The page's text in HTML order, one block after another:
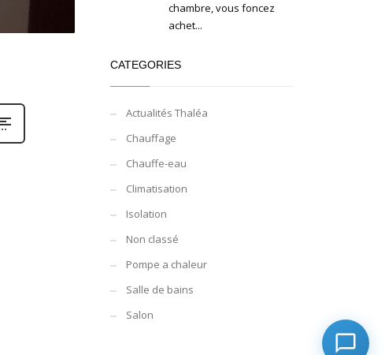
chambre, vous foncez
achet...
CATEGORIES
Actualités Thaléa
Chauffage
Chauffe-eau
Climatisation
Isolation
Non classé
Pompe a chaleur
Salle de bains
Salon